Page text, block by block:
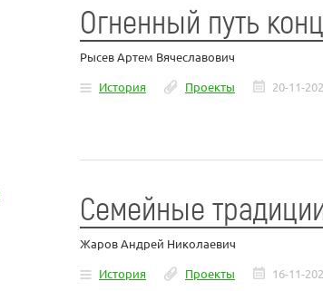
Огненный путь
Рысев Артем Вячеславович
История
Проекты 20-11-
Семейные
Жаров Андрей Николаевич
История
Проекты 16-11-